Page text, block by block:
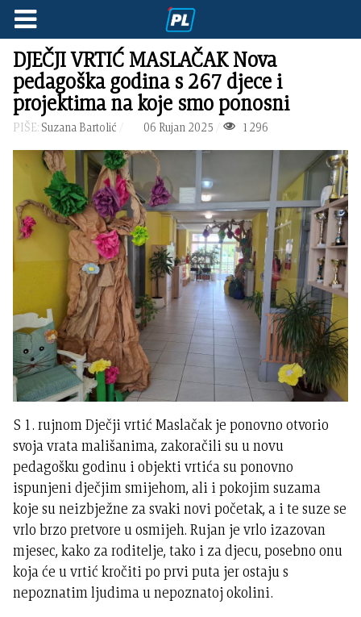
DJEČJI VRTIĆ MASLAČAK Nova
pedagoška godina s 267 djece i
projektima na koje smo ponosni
PIŠE: Suzana Bartolić 06 Rujan 2025 1296
S 1. rujnom Dječji vrtić Maslačak je ponovno otvorio
svoja vrata mališanima, zakoračili su u novu
pedagošku godinu i objekti vrtića su ponovno
ispunjeni dječjim smijehom, ali i pokojim suzama
koje su neizbježne za svaki novi početak, a i te suze se
vrlo brzo pretvore u osmijeh. Rujan je vrlo izazovan
mjesec, kako za roditelje, tako i za djecu, posebno onu
koja će u vrtić kročiti po prvi puta jer ostaju s
nepoznatim ljudima u nepoznatoj okolini.